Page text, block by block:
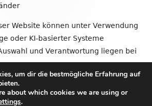
Website können unter Verwendung
oder KI-basierter Systeme
und Verantwortung liegen bei
um dir die bestmögliche Erfahrung auf
about which cookies we are using or
.